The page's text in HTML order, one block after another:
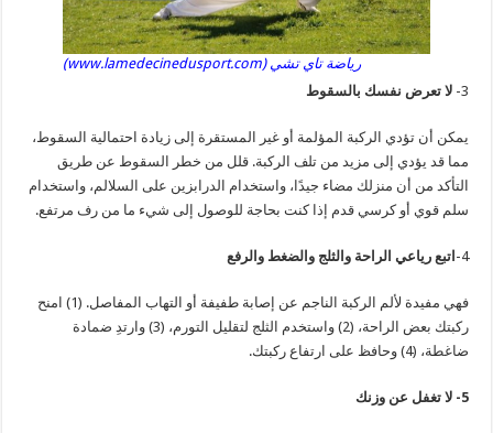
رياضة تاي تشي (www.lamedecinedusport.com)
3- لا تعرض نفسك بالسقوط
يمكن أن تؤدي الركبة المؤلمة أو غير المستقرة إلى زيادة احتمالية السقوط،
مما قد يؤدي إلى مزيد من تلف الركبة. قلل من خطر السقوط عن طريق
التأكد من أن منزلك مضاء جيدًا، واستخدام الدرابزين على السلالم، واستخدام
سلم قوي أو كرسي قدم إذا كنت بحاجة للوصول إلى شيء ما من رف مرتفع.
4- اتبع رياعي الراحة والثلج والضغط والرفع
فهي مفيدة لألم الركبة الناجم عن إصابة طفيفة أو التهاب المفاصل. (1) امنح
ركبتك بعض الراحة، (2) واستخدم الثلج لتقليل التورم، (3) وارتدِ ضمادة
ضاغطة، (4) وحافظ على ارتفاع ركبتك.
5- لا تغفل عن وزنك